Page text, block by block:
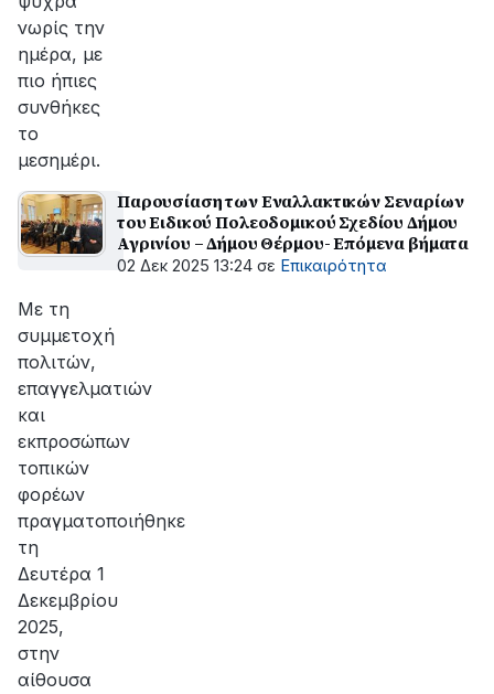
νωρίς την
ημέρα, με
πιο ήπιες
συνθήκες
το
μεσημέρι.
Παρουσίαση των Εναλλακτικών Σεναρίων
του Ειδικού Πολεοδομικού Σχεδίου Δήμου
Αγρινίου – Δήμου Θέρμου- Επόμενα βήματα
02 Δεκ 2025 13:24 σε Επικαιρότητα
Με τη
συμμετοχή
πολιτών,
επαγγελματιών
και
εκπροσώπων
τοπικών
φορέων
πραγματοποιήθηκε
τη
Δευτέρα 1
Δεκεμβρίου
2025,
στην
αίθουσα